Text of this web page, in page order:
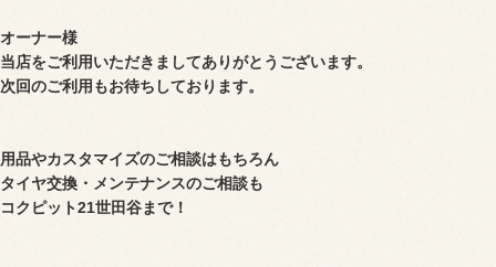
オーナー様
当店をご利用いただきましてありがとうございます。
次回のご利用もお待ちしております。
用品やカスタマイズのご相談はもちろん
タイヤ交換・メンテナンスのご相談も
コクピット21世田谷まで！